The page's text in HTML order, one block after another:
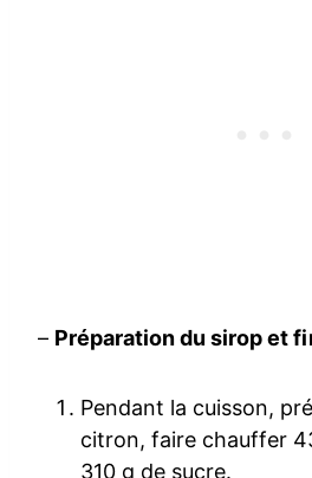
– Préparation du sirop et
Pendant la cuisson,
citron, faire chauffer
310 g de sucre.